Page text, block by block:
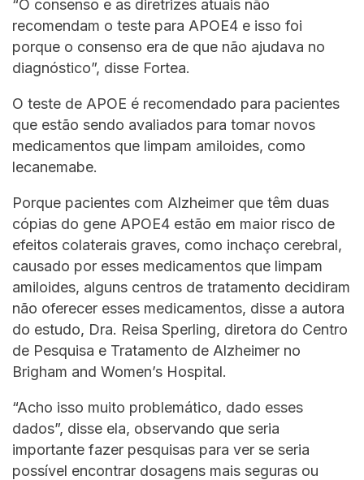
“O consenso e as diretrizes atuais não
recomendam o teste para APOE4 e isso foi
porque o consenso era de que não ajudava no
diagnóstico”, disse Fortea.
O teste de APOE é recomendado para pacientes
que estão sendo avaliados para tomar novos
medicamentos que limpam amiloides, como
lecanemabe.
Porque pacientes com Alzheimer que têm duas
cópias do gene APOE4 estão em maior risco de
efeitos colaterais graves, como inchaço cerebral,
causado por esses medicamentos que limpam
amiloides, alguns centros de tratamento decidiram
não oferecer esses medicamentos, disse a autora
do estudo, Dra. Reisa Sperling, diretora do Centro
de Pesquisa e Tratamento de Alzheimer no
Brigham and Women’s Hospital.
“Acho isso muito problemático, dado esses
dados”, disse ela, observando que seria
importante fazer pesquisas para ver se seria
possível encontrar dosagens mais seguras ou